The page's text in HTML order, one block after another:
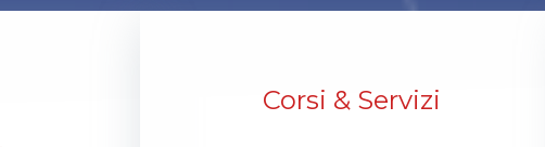
Corsi & Servizi